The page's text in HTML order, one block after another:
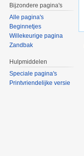
Bijzondere pagina's
Alle pagina's
Beginnetjes
Willekeurige pagina
Zandbak
Hulpmiddelen
Speciale pagina's
Printvriendelijke versie